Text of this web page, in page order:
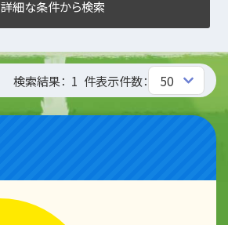
詳細な条件から検索
検索結果： 1 件表示件数：